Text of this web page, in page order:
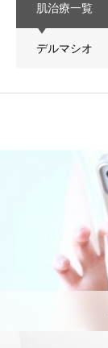
肌治療一覧
デルマシオ